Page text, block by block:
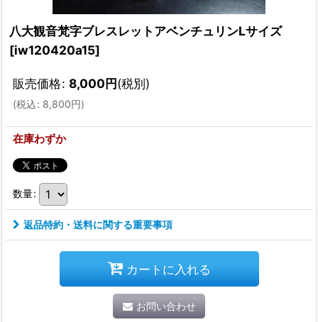
八大観音梵字ブレスレットアベンチュリンLサイズ
[iw120420a15]
販売価格: 8,000円(税別)
(税込: 8,800円)
在庫わずか
数量:
返品特約・送料に関する重要事項
カートに入れる
お問い合わせ